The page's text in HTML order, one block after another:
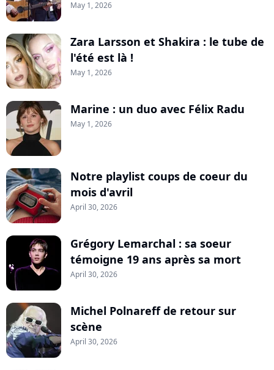
May 1, 2026
Zara Larsson et Shakira : le tube de
l'été est là !
May 1, 2026
Marine : un duo avec Félix Radu
May 1, 2026
Notre playlist coups de coeur du
mois d'avril
April 30, 2026
Grégory Lemarchal : sa soeur
témoigne 19 ans après sa mort
April 30, 2026
Michel Polnareff de retour sur
scène
April 30, 2026